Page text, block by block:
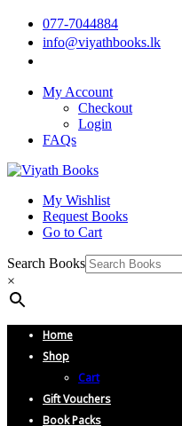
077-7044884
info@viyathbooks.lk
My Account
Checkout
Login
FAQs
My Wishlist
Request Books
Go to Cart
Search Books
×
Home
Shop
Cart
Gift Vouchers
Book Packs